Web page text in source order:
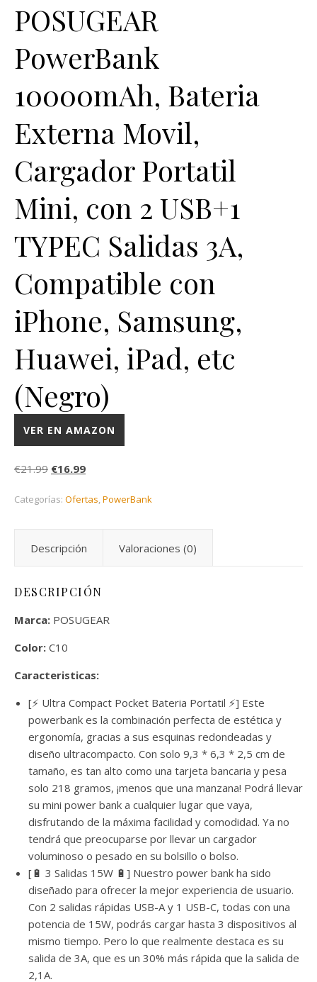
POSUGEAR
PowerBank
10000mAh, Bateria
Externa Movil,
Cargador Portatil
Mini, con 2 USB+1
TYPEC Salidas 3A,
Compatible con
iPhone, Samsung,
Huawei, iPad, etc
(Negro)
VER EN AMAZON
€21.99 El precio original era: €21.99.
€16.99El precio actual es: €16.99.
Categorías: Ofertas,PowerBank
Descripción Valoraciones (0)
DESCRIPCIÓN
Marca: POSUGEAR
Color: C10
Caracteristicas:
[⚡ Ultra Compact Pocket Bateria Portatil ⚡] Este
powerbank es la combinación perfecta de estética y
ergonomía, gracias a sus esquinas redondeadas y
diseño ultracompacto. Con solo 9,3 * 6,3 * 2,5 cm de
tamaño, es tan alto como una tarjeta bancaria y pesa
solo 218 gramos, ¡menos que una manzana! Podrá llevar
su mini power bank a cualquier lugar que vaya,
disfrutando de la máxima facilidad y comodidad. Ya no
tendrá que preocuparse por llevar un cargador
voluminoso o pesado en su bolsillo o bolso.
[🔋 3 Salidas 15W 🔋] Nuestro power bank ha sido
diseñado para ofrecer la mejor experiencia de usuario.
Con 2 salidas rápidas USB-A y 1 USB-C, todas con una
potencia de 15W, podrás cargar hasta 3 dispositivos al
mismo tiempo. Pero lo que realmente destaca es su
salida de 3A, que es un 30% más rápida que la salida de
2,1A.